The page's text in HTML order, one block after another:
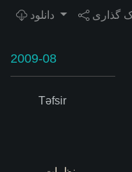
2009-08
Təfsir